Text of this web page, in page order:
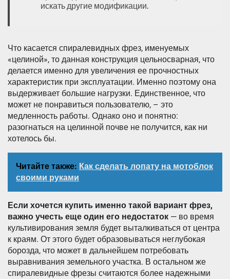
искать другие модификации.
Что касается спиралевидных фрез, именуемых
«целиной», то данная конструкция цельносварная, что
делается именно для увеличения ее прочностных
характеристик при эксплуатации. Именно поэтому она
выдерживает большие нагрузки. Единственное, что
может не понравиться пользователю, – это
медленность работы. Однако оно и понятно:
разогнаться на целинной почве не получится, как ни
хотелось бы.
Читайте также: Как сделать лопату на мотоблок
своими руками
Если хочется купить именно такой вариант фрез,
важно учесть еще один его недостаток — во время
культивирования земля будет выталкиваться от центра
к краям. От этого будет образовываться неглубокая
борозда, что может в дальнейшем потребовать
выравнивания земельного участка. В остальном же
спиралевидные фрезы считаются более надежными